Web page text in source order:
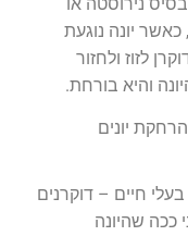
כאשר יונה נוגעת
לזוז ולחזור
והיא בורחת.
יונים
חיים – דוקרנים
ככה שהיונה